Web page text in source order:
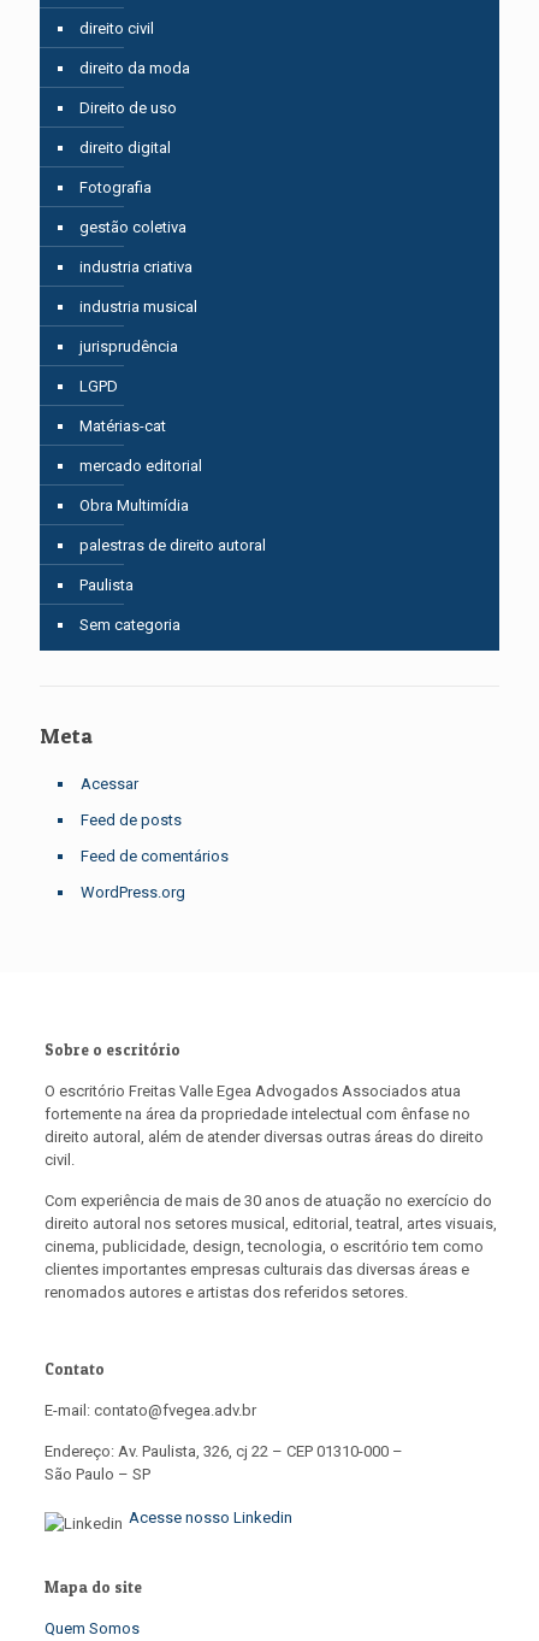
direito civil
direito da moda
Direito de uso
direito digital
Fotografia
gestão coletiva
industria criativa
industria musical
jurisprudência
LGPD
Matérias-cat
mercado editorial
Obra Multimídia
palestras de direito autoral
Paulista
Sem categoria
Meta
Acessar
Feed de posts
Feed de comentários
WordPress.org
Sobre o escritório
O escritório Freitas Valle Egea Advogados Associados atua
fortemente na área da propriedade intelectual com ênfase no
direito autoral, além de atender diversas outras áreas do direito
civil.
Com experiência de mais de 30 anos de atuação no exercício do
direito autoral nos setores musical, editorial, teatral, artes visuais,
cinema, publicidade, design, tecnologia, o escritório tem como
clientes importantes empresas culturais das diversas áreas e
renomados autores e artistas dos referidos setores.
Contato
E-mail: contato@fvegea.adv.br
Endereço: Av. Paulista, 326, cj 22 – CEP 01310-000 –
São Paulo – SP
Acesse nosso Linkedin
Mapa do site
Quem Somos